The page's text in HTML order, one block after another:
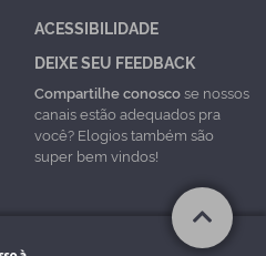
ACESSIBILIDADE
DEIXE SEU FEEDBACK
Compartilhe conoscose nossos
canais estão adequados pra
você? Elogios também são
super bem vindos!